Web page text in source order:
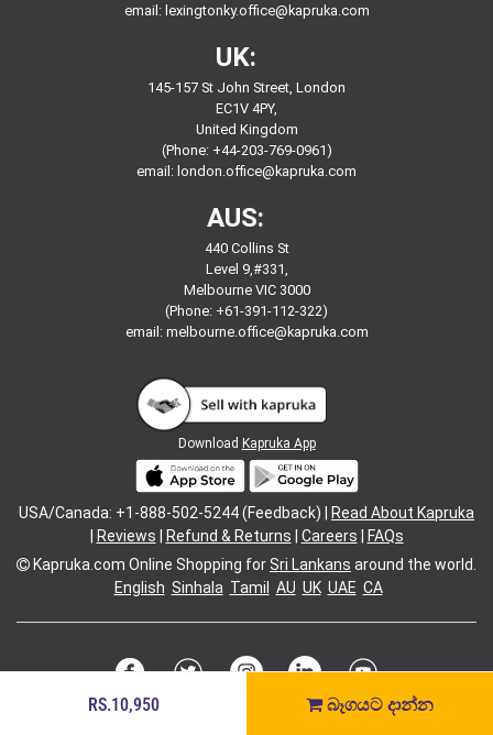
RS.10,950 බෑගයට දාන්න
email: lexingtonky.office@kapruka.com
UK:
145-157 St John Street, London
EC1V 4PY,
United Kingdom
(Phone: +44-203-769-0961)
email: london.office@kapruka.com
AUS:
440 Collins St
Level 9,#331,
Melbourne VIC 3000
(Phone: +61-391-112-322)
email: melbourne.office@kapruka.com
Download Kapruka App
USA/Canada: +1-888-502-5244 (Feedback) |
Read About Kapruka
Reviews Refund & Returns Careers
FAQs
Kapruka.com Online Shopping forSri Lankans around the world.
English Sinhala Tamil AU UK UAE CA